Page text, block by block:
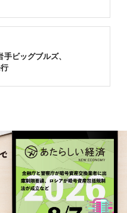
ビッグブルズ、